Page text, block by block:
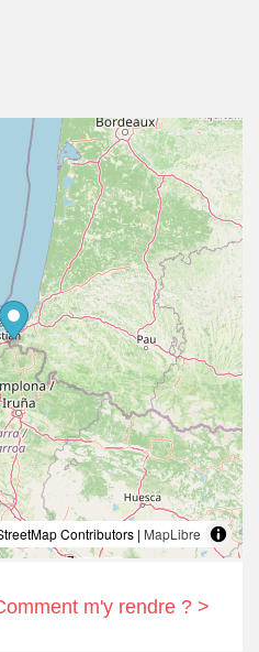
Contributors | MapLibre
m'y rendre ? >